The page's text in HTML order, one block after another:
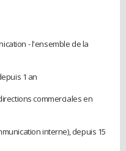
- l'ensemble de la
1 an
commerciales en
interne), depuis 15